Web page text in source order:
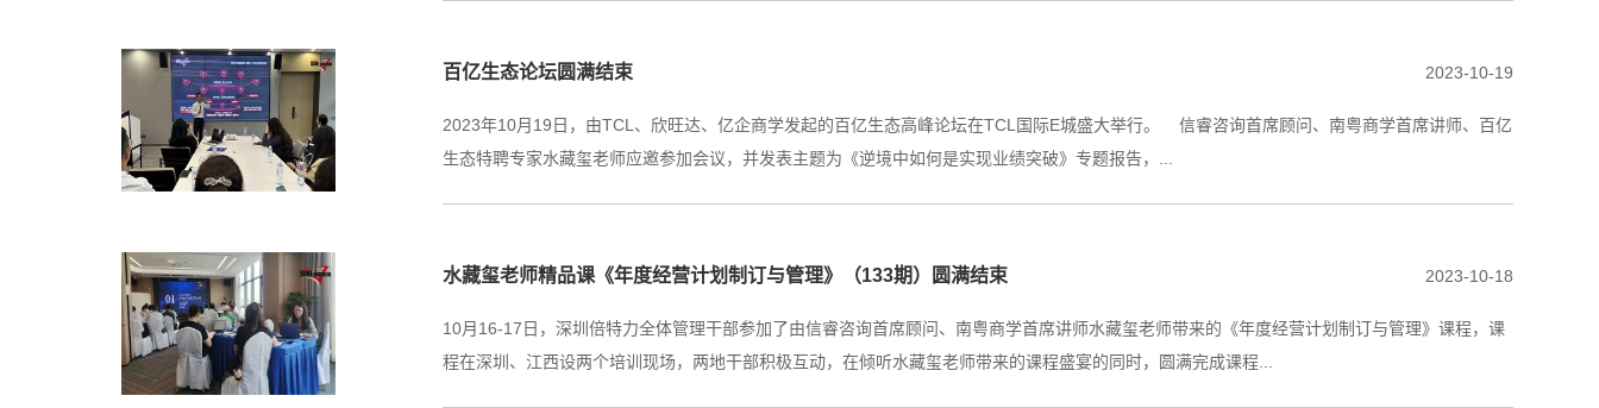
百亿生态论坛圆满结束 2023-10-19
2023年10月19日，由TCL、欣旺达、亿企商学发起的百亿生态高峰论坛在TCL国际E城盛大举行。 信睿咨询首席顾问、南粤商学首席讲师、百亿
生态特聘专家水藏玺老师应邀参加会议，并发表主题为《逆境中如何是实现业绩突破》专题报告，...
水藏玺老师精品课《年度经营计划制订与管理》（133期）圆满结束 2023-10-18
10月16-17日，深圳倍特力全体管理干部参加了由信睿咨询首席顾问、南粤商学首席讲师水藏玺老师带来的《年度经营计划制订与管理》课程，课
程在深圳、江西设两个培训现场，两地干部积极互动，在倾听水藏玺老师带来的课程盛宴的同时，圆满完成课程...